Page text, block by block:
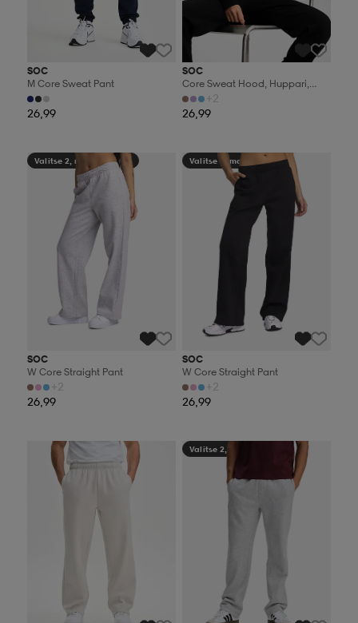
SOC
M Core Sweat Pant
26,99
SOC
Core Sweat Hood, Huppari,
Naisten
+2
26,99
Valitse 2, maksa 44,99€
SOC
W Core Straight Pant
+2
26,99
Valitse 2, maksa 44,99€
SOC
W Core Straight Pant
+2
26,99
Valitse 2, maksa 44,99€ Valitse 2, maksa 44,99€